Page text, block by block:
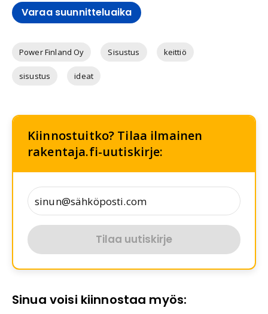
Varaa suunnitteluaika
Power Finland Oy Sisustus keittiö
sisustus ideat
Kiinnostuitko? Tilaa ilmainen
rakentaja.fi-uutiskirje:
Tilaa uutiskirje
Sinua voisi kiinnostaa myös: